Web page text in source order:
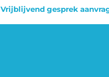
Vrijblijvend gesprek